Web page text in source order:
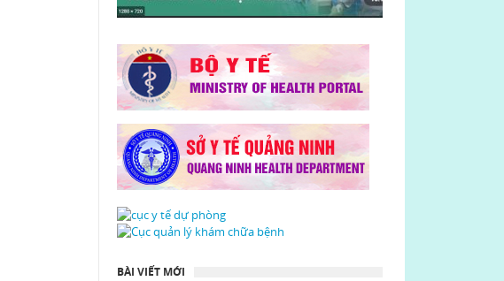
BÀI VIẾT MỚI